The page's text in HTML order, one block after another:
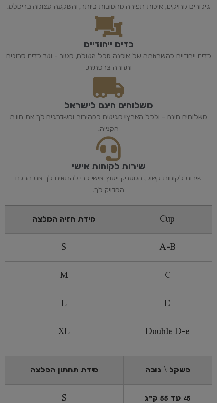
גימורים מדויקים, איכות תפירה מהטובות ביותר, והשקעה עצומה בדיטלס.
בדים ייחודיים
בדים ייחודיים בהשראתה של אופנה מכל העולם, מעור - ועד בדים סרוגים
ותחרה צרפתית.
משלוחים חינם לישראל
משלוחים חינם - ולכל הארץ! מגיעים במהירות ומשדרגים לך את חווית
הקנייה.
שירות לקוחות אישי
שירות לקוחות קשוב, המעניק ייעוץ אישי כדי להתאים לך את הדגם
המדויק לך.
Cup מידת חזיה המלצה
A-B
S
C
M
D
L
Double D-e
XL
משקל \ גובה מידת תחתון המלצה
45 עד 55 ק"ג S